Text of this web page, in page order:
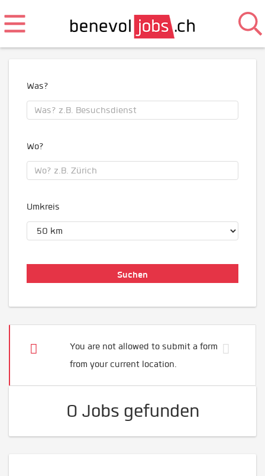
Was?
Wo?
Umkreis
You are not allowed to submit a form
from your current location.
0 Jobs gefunden